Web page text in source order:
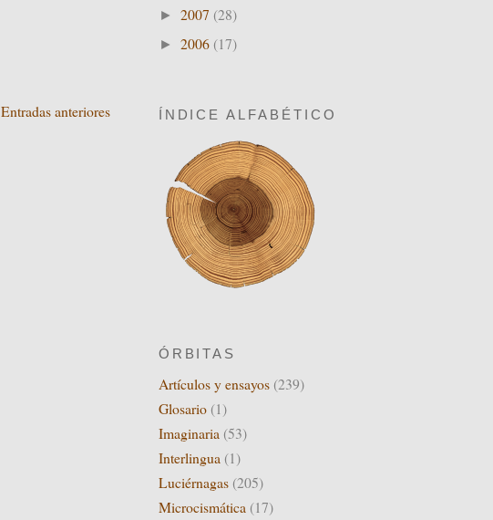
Entradas anteriores
► 2007 (28)
► 2006 (17)
ÍNDICE ALFABÉTICO
ÓRBITAS
Artículos y ensayos (239)
Glosario (1)
Imaginaria (53)
Interlingua (1)
Luciérnagas (205)
Microcismática (17)